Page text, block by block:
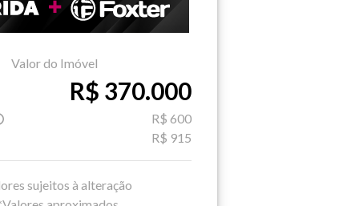
Valor do Imóvel
R$ 370.000
R$ 600
R$ 915
sujeitos à alteração